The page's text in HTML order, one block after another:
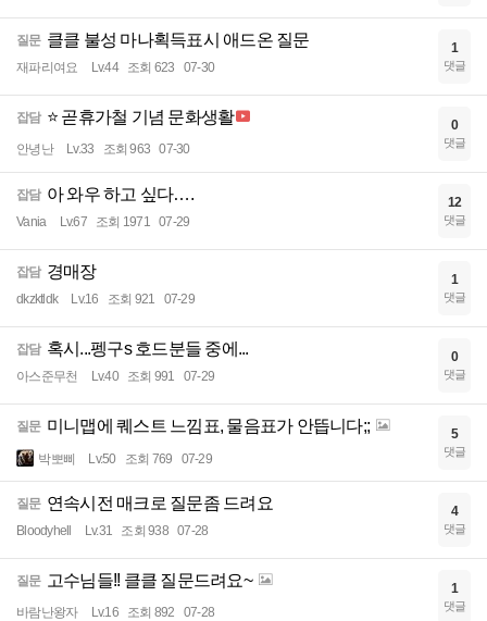
질문 클클 불성 마나획득표시 애드온 질문
재파리여요 Lv.44 조회 623 07-30
1
댓글
잡담 ⭐ 곧휴가철 기념 문화생활
안녕난 Lv.33 조회 963 07-30
0
댓글
잡담 아 와우 하고 싶다….
Vania Lv.67 조회 1971 07-29
12
댓글
잡담 경매장
dkzktldk Lv.16 조회 921 07-29
1
댓글
잡담 혹시...펭구s 호드분들 중에...
아스준무천 Lv.40 조회 991 07-29
0
댓글
질문 미니맵에 퀘스트 느낌표, 물음표가 안뜹니다;;
박뽀삐 Lv.50 조회 769 07-29
5
댓글
질문 연속시전 매크로 질문좀 드려요
Bloodyhell Lv.31 조회 938 07-28
4
댓글
질문 고수님들!! 클클 질문드려요~
바람난왕자 Lv.16 조회 892 07-28
1
댓글